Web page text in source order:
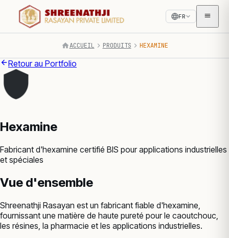
FR
ACCUEIL PRODUITS HEXAMINE
Retour au Portfolio
Hexamine
Fabricant d'hexamine certifié BIS pour applications industrielles
et spéciales
Vue d'ensemble
Shreenathji Rasayan est un fabricant fiable d'hexamine,
fournissant une matière de haute pureté pour le caoutchouc,
les résines, la pharmacie et les applications industrielles.